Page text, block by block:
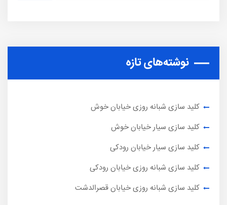
نوشته‌های تازه
کلید سازی شبانه روزی خیابان خوش
کلید سازی سیار خیابان خوش
کلید سازی سیار خیابان رودکی
کلید سازی شبانه روزی خیابان رودکی
کلید سازی شبانه روزی خیابان قصرالدشت